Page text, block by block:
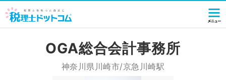
OGA総合会計事務所
神奈川県川崎市/京急川崎駅